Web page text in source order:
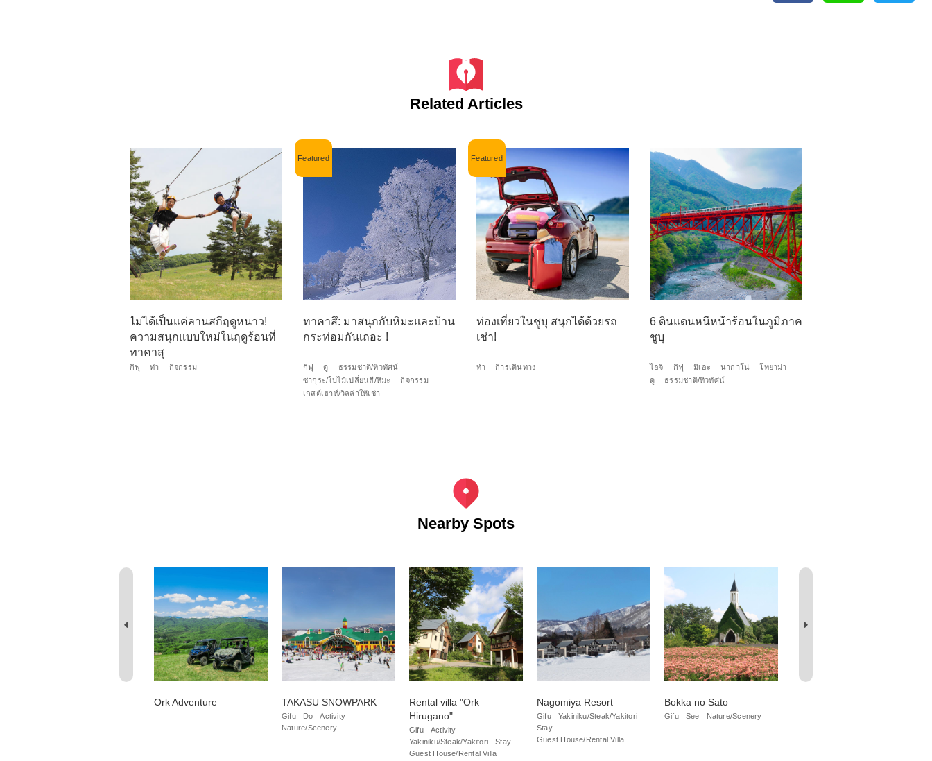
Related Articles
ไม่ได้เป็นแค่ลานสกีฤดูหนาว!
ความสนุกแบบใหม่ในฤดูร้อนที่
ทาคาสุ
กิฟุ ทำ กิจกรรม
ทาคาสึ: มาสนุกกับหิมะและบ้าน
กระท่อมกันเถอะ !
กิฟุ ดู
ธรรมชาติ/ทิวทัศน์
ซากุระ/ใบไม้เปลี่ยนสี/หิมะ
กิจกรรม
เกสต์เฮาท์/วิลล่าให้เช่า
ท่องเที่ยวในชูบุ สนุกได้ด้วยรถ
เช่า!
ทำ กิารเดินทาง
6 ดินแดนหนีหน้าร้อนในภูมิภาค
ชูบุ
ไอจิ กิฟุ มิเอะ นากาโน่
โทยาม่า
ดู
ธรรมชาติ/ทิวทัศน์
Nearby Spots
Ork Adventure TAKASU SNOWPARK
Gifu Do
Activity
Nature/Scenery
Rental villa "Ork
Hirugano"
Gifu
Activity
Yakiniku/Steak/Yakitori
Stay
Guest House/Rental Villa
Nagomiya Resort
Gifu
Yakiniku/Steak/Yakitori
Stay
Guest House/Rental Villa
Bokka no Sato
Gifu See Nature/Scenery